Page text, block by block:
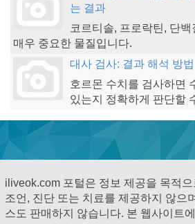
는 결과
코르티솔, 프로락틴, 단
매우 중요한 물질입니다.
대사 검사: 결과 해석 방법
호르몬 수치를 검사하면
있는지 정확하게 판단할
iliveok.com 포털은 정보 제공을 목적
조언, 진단 또는 치료를 제공하지 않으
스도 판매하지 않습니다. 본 웹사이트